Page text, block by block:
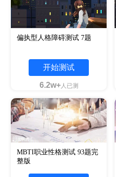
偏执型人格障碍测试 7题
开始测试
6.2w+人已测
MBTI职业性格测试 93题完
整版